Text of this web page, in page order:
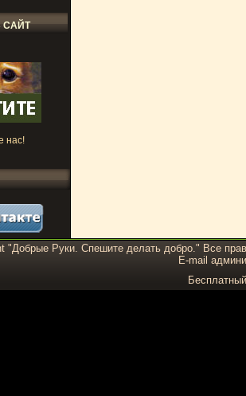
САЙТ
нас!
"Добрые Руки. Спешите делать добро." Все
E-mail